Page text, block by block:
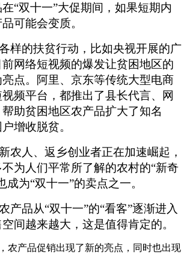
“双十一”大促期间，如果短期内
可能会变质。
样的扶贫行动，比如央视开展的广
网络短视频的爆发让贫困地区的
点。阿里、京东等传统大型电商
频平台，都推出了县长代言、网
助贫困地区农产品扩大了知名
增收脱贫。
农人、返乡创业者正在加速崛起，
为人们平常所了解的农村的“新奇
成为“双十一”的卖点之一。
产品从“双十一”的“看客”逐渐进入
间越来越大，这是值得肯定的。
产品促销出现了新的亮点，同时也出现